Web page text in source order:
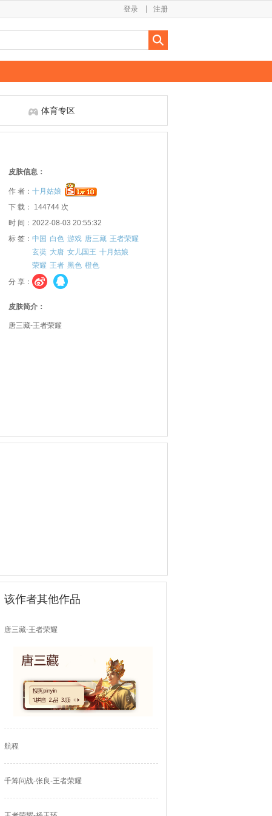
注册
登录
体育专区
皮肤信息：
作 者： 十月姑娘
下 载： 144744 次
时 间：2022-08-03 20:55:32
标 签： 中国 白色 游戏 唐三藏 王者荣耀
玄奘 大唐 女儿国王 十月姑娘
荣耀 王者 黑色 橙色
分 享：
皮肤简介：
唐三藏-王者荣耀
该作者其他作品
唐三藏-王者荣耀
航程
千筹问战-张良-王者荣耀